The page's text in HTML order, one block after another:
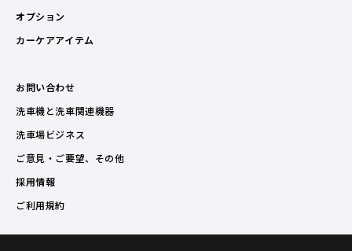
オプション
カーケアアイテム
お問い合わせ
洗車機と洗車関連機器
洗車場ビジネス
ご意見・ご要望、その他
採用情報
ご利用規約